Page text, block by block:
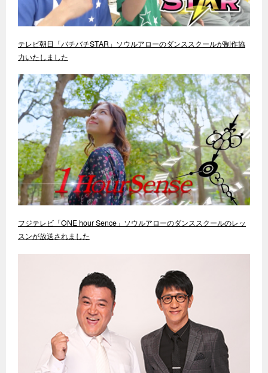
テレビ朝日「バチバチSTAR」ソウルアローのダンススクールが制作協
力いたしました
フジテレビ「ONE hour Sence」ソウルアローのダンススクールのレッ
スンが放送されました